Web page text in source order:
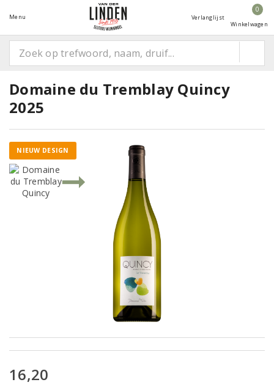
Menu Verlanglijst
0
Winkelwagen
Domaine du Tremblay Quincy
2025
NIEUW DESIGN
16,20